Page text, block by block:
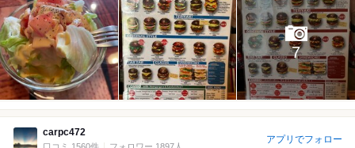
7
carpc472
アプリでフォロー